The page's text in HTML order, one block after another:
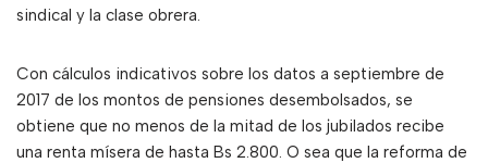
sindical y la clase obrera.
Con cálculos indicativos sobre los datos a septiembre de
2017 de los montos de pensiones desembolsados, se
obtiene que no menos de la mitad de los jubilados recibe
una renta mísera de hasta Bs 2.800. O sea que la reforma de